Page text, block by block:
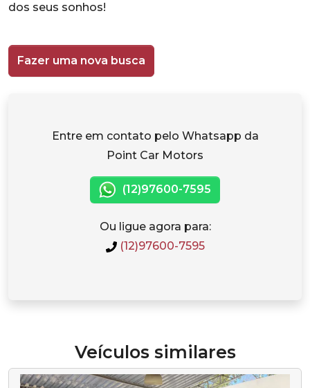
dos seus sonhos!
Fazer uma nova busca
Entre em contato pelo Whatsapp da
Point Car Motors
(12)97600-7595
Ou ligue agora para:
(12)97600-7595
Veículos similares